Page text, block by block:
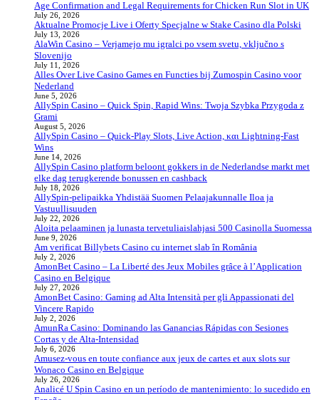
Age Confirmation and Legal Requirements for Chicken Run Slot in UK
July 26, 2026
Aktualne Promocje Live i Oferty Specjalne w Stake Casino dla Polski
July 13, 2026
AlaWin Casino – Verjamejo mu igralci po vsem svetu, vključno s
Slovenijo
July 11, 2026
Alles Over Live Casino Games en Functies bij Zumospin Casino voor
Nederland
June 5, 2026
AllySpin Casino – Quick Spin, Rapid Wins: Twoja Szybka Przygoda z
Grami
August 5, 2026
AllySpin Casino – Quick‑Play Slots, Live Action, και Lightning‑Fast
Wins
June 14, 2026
AllySpin Casino platform beloont gokkers in de Nederlandse markt met
elke dag terugkerende bonussen en cashback
July 18, 2026
AllySpin-pelipaikka Yhdistää Suomen Pelaajakunnalle Iloa ja
Vastuullisuuden
July 22, 2026
Aloita pelaaminen ja lunasta tervetuliaislahjasi 500 Casinolla Suomessa
June 9, 2026
Am verificat Billybets Casino cu internet slab în România
July 2, 2026
AmonBet Casino – La Liberté des Jeux Mobiles grâce à l’Application
Casino en Belgique
July 27, 2026
AmonBet Casino: Gaming ad Alta Intensità per gli Appassionati del
Vincere Rapido
July 2, 2026
AmunRa Casino: Dominando las Ganancias Rápidas con Sesiones
Cortas y de Alta‑Intensidad
July 6, 2026
Amusez-vous en toute confiance aux jeux de cartes et aux slots sur
Wonaco Casino en Belgique
July 26, 2026
Analicé U Spin Casino en un período de mantenimiento: lo sucedido en